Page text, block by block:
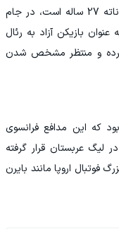
چهار ساله با رئال مادرید امضا خواهد کرد. کوناته 27 ساله است، در جام
بازیکن آزاد به رئال
کرده و منتظر مشخص شدن
بود که این مدافع فرانسوی
لیگ عربستان قرار گرفته
فوتبال اروپا مانند بایرن